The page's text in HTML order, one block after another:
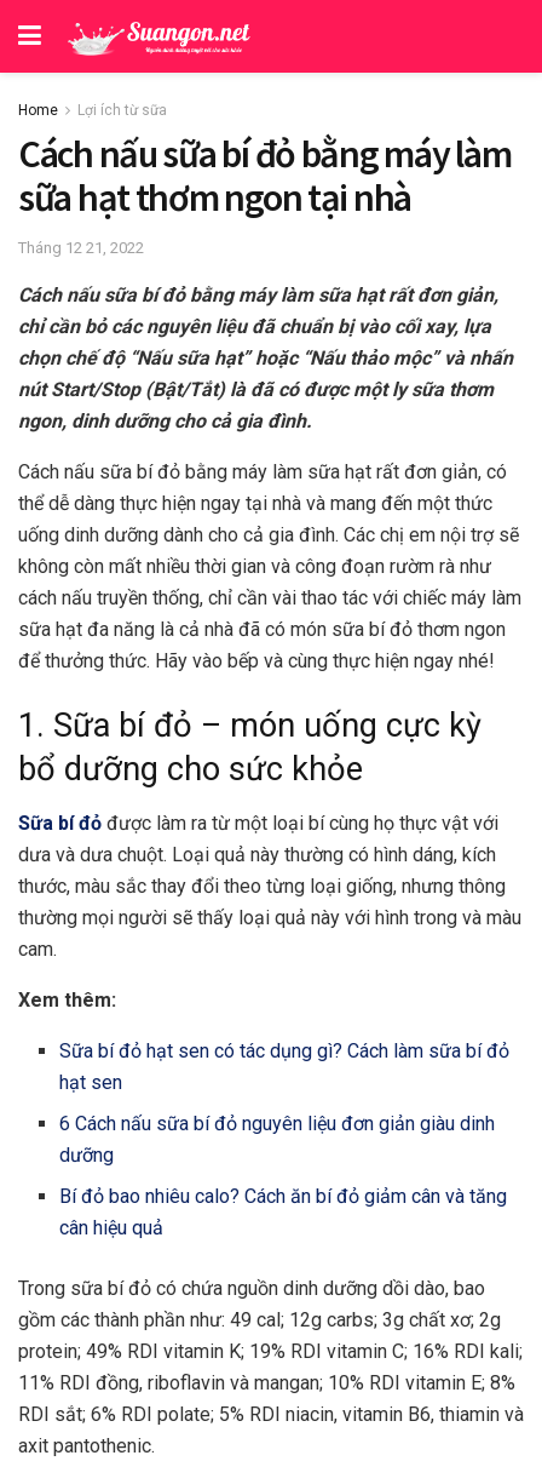
Home Lợi ích từ sữa
Cách nấu sữa bí đỏ bằng máy làm
sữa hạt thơm ngon tại nhà
Tháng 12 21, 2022
Cách nấu sữa bí đỏ bằng máy làm sữa hạt rất đơn giản,
chỉ cần bỏ các nguyên liệu đã chuẩn bị vào cối xay, lựa
chọn chế độ “Nấu sữa hạt” hoặc “Nấu thảo mộc” và nhấn
nút Start/Stop (Bật/Tắt) là đã có được một ly sữa thơm
ngon, dinh dưỡng cho cả gia đình.
Cách nấu sữa bí đỏ bằng máy làm sữa hạt rất đơn giản, có
thể dễ dàng thực hiện ngay tại nhà và mang đến một thức
uống dinh dưỡng dành cho cả gia đình. Các chị em nội trợ sẽ
không còn mất nhiều thời gian và công đoạn rườm rà như
cách nấu truyền thống, chỉ cần vài thao tác với chiếc máy làm
sữa hạt đa năng là cả nhà đã có món sữa bí đỏ thơm ngon
để thưởng thức. Hãy vào bếp và cùng thực hiện ngay nhé!
1. Sữa bí đỏ – món uống cực kỳ
bổ dưỡng cho sức khỏe
Sữa bí đỏ được làm ra từ một loại bí cùng họ thực vật với
dưa và dưa chuột. Loại quả này thường có hình dáng, kích
thước, màu sắc thay đổi theo từng loại giống, nhưng thông
thường mọi người sẽ thấy loại quả này với hình trong và màu
cam.
Xem thêm:
Sữa bí đỏ hạt sen có tác dụng gì? Cách làm sữa bí đỏ
hạt sen
6 Cách nấu sữa bí đỏ nguyên liệu đơn giản giàu dinh
dưỡng
Bí đỏ bao nhiêu calo? Cách ăn bí đỏ giảm cân và tăng
cân hiệu quả
Trong sữa bí đỏ có chứa nguồn dinh dưỡng dồi dào, bao
gồm các thành phần như: 49 cal; 12g carbs; 3g chất xơ; 2g
protein; 49% RDI vitamin K; 19% RDI vitamin C; 16% RDI kali;
11% RDI đồng, riboflavin và mangan; 10% RDI vitamin E; 8%
RDI sắt; 6% RDI polate; 5% RDI niacin, vitamin B6, thiamin và
axit pantothenic.